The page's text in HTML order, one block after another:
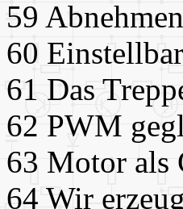
59
60
61 Das
62 PWM
63 Motor als
64 Wir